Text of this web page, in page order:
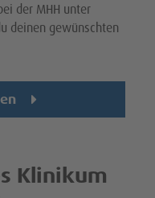
der MHH unter
deinen gewünschten
Klinikum